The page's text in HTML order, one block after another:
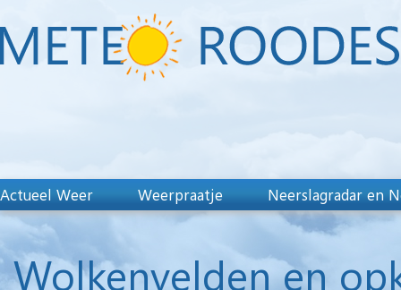
Actueel Weer Weerpraatje Neerslagradar en
Wolkenvelden en